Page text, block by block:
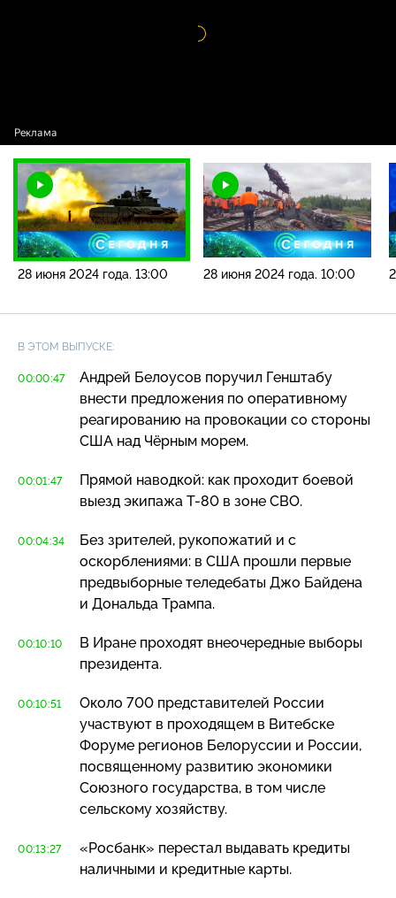
Видео
28 июня 2024 года. 13:00 28 июня 2024 года. 10:00
В ЭТОМ ВЫПУСКЕ:
00:00:47
Андрей Белоусов поручил Генштабу
внести предложения по оперативному
реагированию на провокации со стороны
США над Чёрным морем.
00:01:47
Прямой наводкой: как проходит боевой
выезд экипажа Т-80 в зоне СВО.
00:04:34
Без зрителей, рукопожатий и с
оскорблениями: в США прошли первые
предвыборные теледебаты Джо Байдена
и Дональда Трампа.
00:10:10
В Иране проходят внеочередные выборы
президента.
00:10:51
Около 700 представителей России
участвуют в проходящем в Витебске
Форуме регионов Белоруссии и России,
посвященному развитию экономики
Союзного государства, в том числе
сельскому хозяйству.
00:13:27
«Росбанк» перестал выдавать кредиты
наличными и кредитные карты.